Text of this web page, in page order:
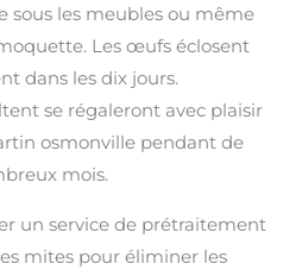
sous les meubles ou même
Les œufs éclosent
dans les dix jours.
se régaleront avec plaisir
osmonville pendant de
mois.
un service de prétraitement
mites pour éliminer les